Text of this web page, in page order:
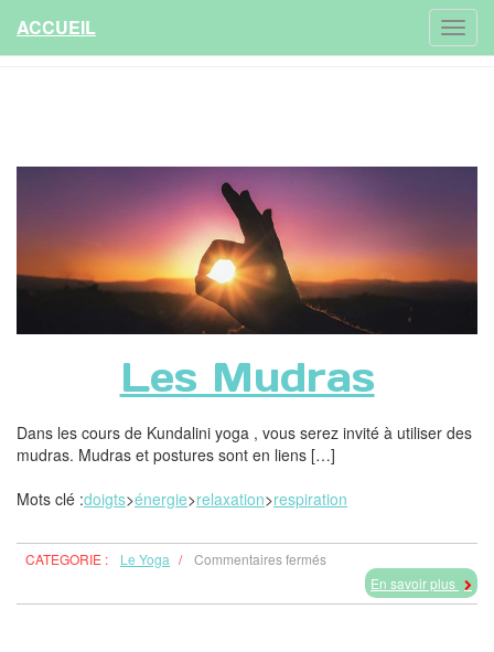
ACCUEIL
Les Mudras
Dans les cours de Kundalini yoga , vous serez invité à utiliser des
mudras. Mudras et postures sont en liens […]
Mots clé :doigts>énergie>relaxation>respiration
CATEGORIE : Le Yoga / Commentaires ferméssur
Mudras
En savoir plus